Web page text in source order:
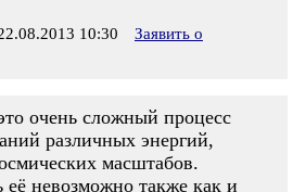
10:30
Заявить о
очень сложный процесс
различных энергий,
масштабов.
её невозможно также как и